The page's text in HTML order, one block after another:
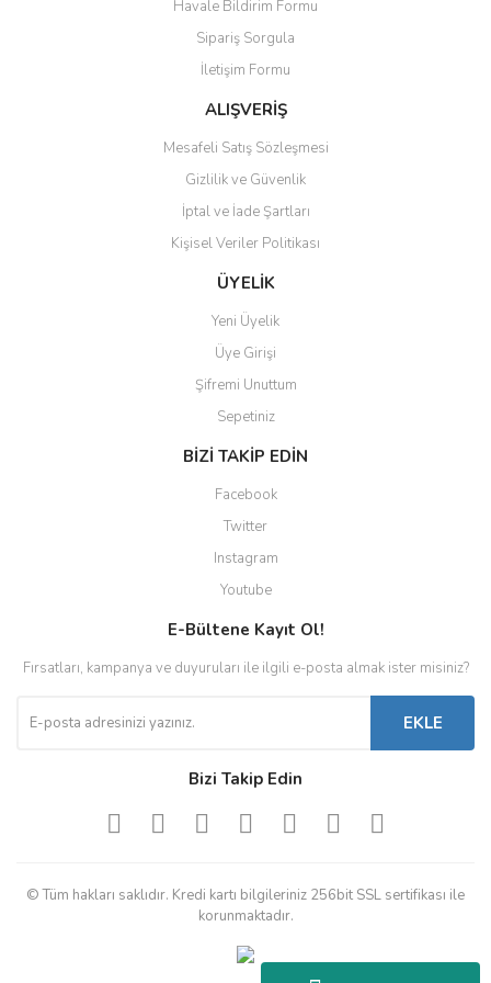
Ürün bilgilerinde hatalar bulunuyor.
Ürün fiyatı diğer sitelerden daha pahalı.
Bu ürüne benzer farklı alternatifler olmalı.
Gönder
Havale Bildirim Formu
Sipariş Sorgula
İletişim Formu
ALIŞVERİŞ
Mesafeli Satış Sözleşmesi
Gizlilik ve Güvenlik
İptal ve İade Şartları
Kişisel Veriler Politikası
ÜYELİK
Yeni Üyelik
Üye Girişi
Şifremi Unuttum
Sepetiniz
BİZİ TAKİP EDİN
Facebook
Twitter
Instagram
Youtube
E-Bültene Kayıt Ol!
Fırsatları, kampanya ve duyuruları ile ilgili e-posta almak ister misiniz?
EKLE
Bizi Takip Edin
© Tüm hakları saklıdır. Kredi kartı bilgileriniz 256bit SSL sertifikası ile
korunmaktadır.